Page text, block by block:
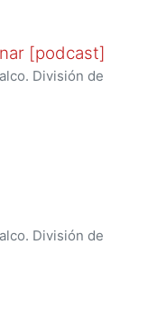
[podcast]
División de
División de